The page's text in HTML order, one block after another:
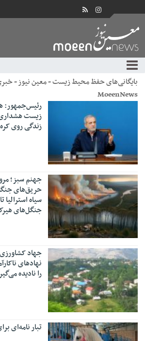
بایگانی‌های حفظ محیط زیست - معین نیوز -
MoeenNews
رئیس‌جمهور:
زیست هشداری
زندگی روی
جهنم سبز؛
حریق‌های
جنگل‌های
جهاد
نهادهای
را نادیده
تبار نامه‌ای